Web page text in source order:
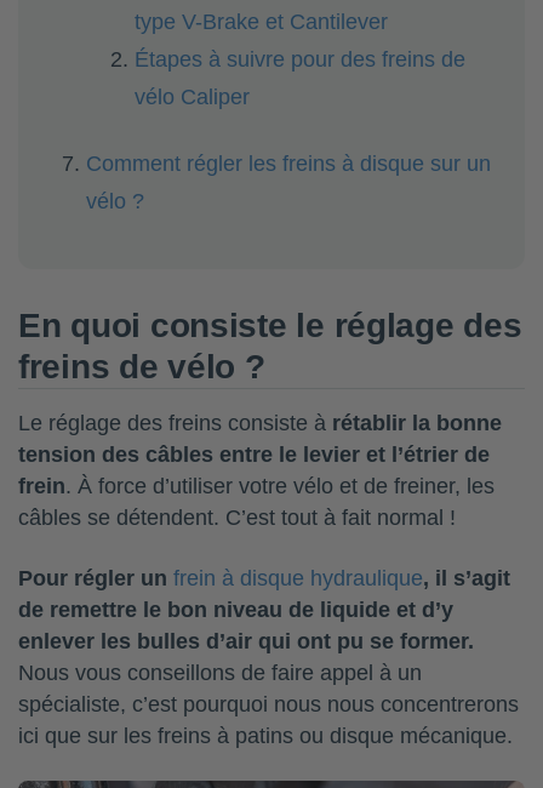
type V-Brake et Cantilever
Étapes à suivre pour des freins de
vélo Caliper
Comment régler les freins à disque sur un
vélo ?
En quoi consiste le réglage des
freins de vélo ?
Le réglage des freins consiste à rétablir la bonne
tension des câbles entre le levier et l’étrier de
frein. À force d’utiliser votre vélo et de freiner, les
câbles se détendent. C’est tout à fait normal !
Pour régler un frein à disque hydraulique, il s’agit
de remettre le bon niveau de liquide et d’y
enlever les bulles d’air qui ont pu se former.
Nous vous conseillons de faire appel à un
spécialiste, c’est pourquoi nous nous concentrerons
ici que sur les freins à patins ou disque mécanique.